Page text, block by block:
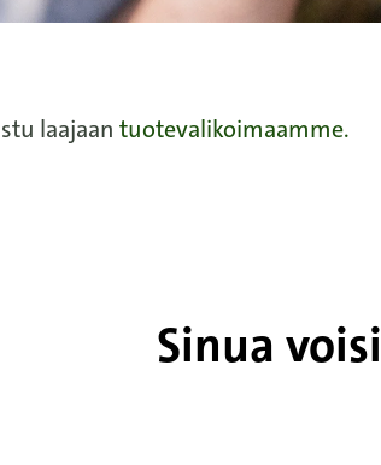
laajaan tuotevalikoimaamme.
Sinua